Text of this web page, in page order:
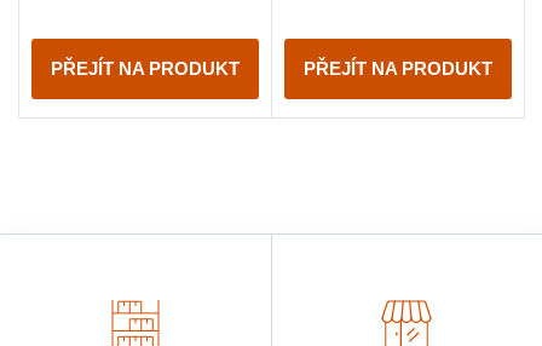
PŘEJÍT NA PRODUKT PŘEJÍT NA PRODUKT